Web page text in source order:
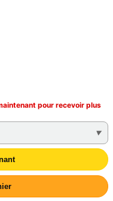
pour recevoir plus